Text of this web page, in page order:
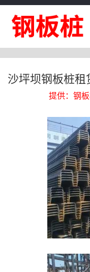
沙坪坝钢板桩租
提供：钢